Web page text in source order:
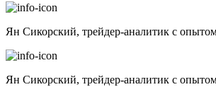
Ян Сикорский, трейдер-аналитик с
Ян Сикорский, трейдер-аналитик с